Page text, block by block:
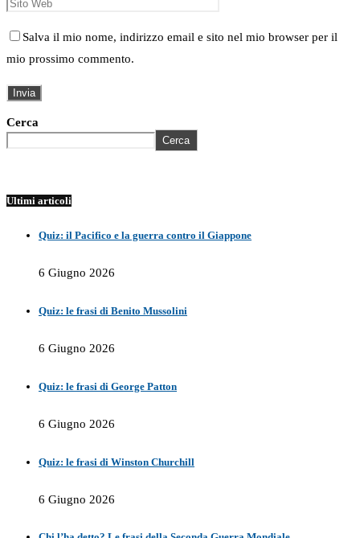
Salva il mio nome, indirizzo email e sito nel mio browser per il
mio prossimo commento.
Cerca
Cerca
Ultimi articoli
Quiz: il Pacifico e la guerra contro il Giappone
6 Giugno 2026
Quiz: le frasi di Benito Mussolini
6 Giugno 2026
Quiz: le frasi di George Patton
6 Giugno 2026
Quiz: le frasi di Winston Churchill
6 Giugno 2026